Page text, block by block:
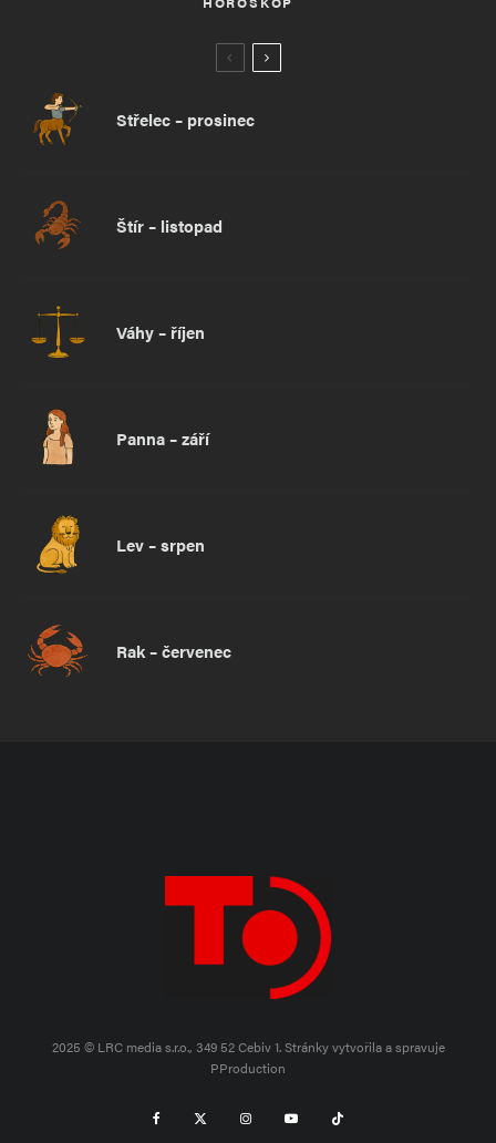
Střelec – prosinec
Štír – listopad
Váhy – říjen
Panna – září
Lev – srpen
Rak – červenec
2025 © LRC media s.r.o., 349 52 Cebiv 1.Stránky vytvořila a spravuje
PProduction